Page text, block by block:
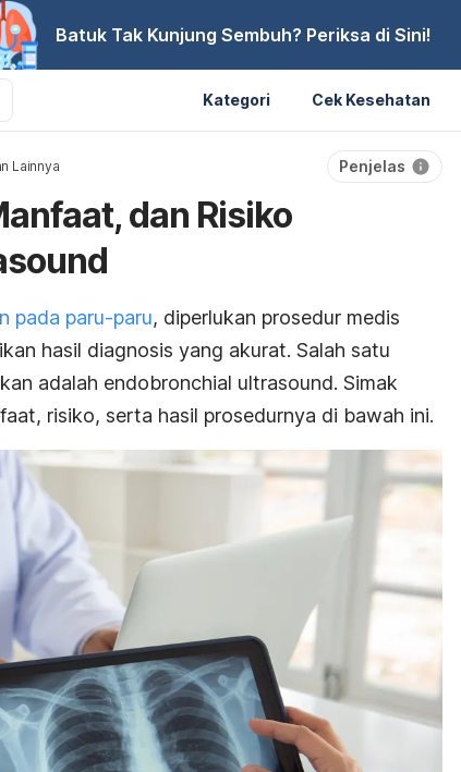
Batuk Tak Kunjung Sembuh? Periksa di Sini!
Kategori Cek Kesehatan
Lainnya Penjelas
dan Risiko
pada paru-paru, diperlukan prosedur medis
hasil diagnosis yang akurat. Salah satu
adalah endobronchial ultrasound. Simak
risiko, serta hasil prosedurnya di bawah ini.